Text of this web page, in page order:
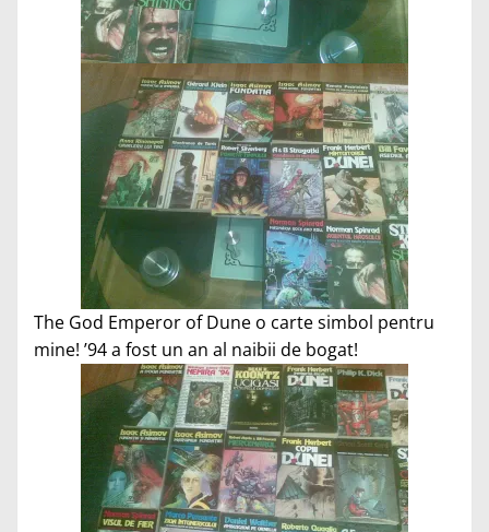
The God Emperor of Dune o carte simbol pentru
mine! ’94 a fost un an al naibii de bogat!